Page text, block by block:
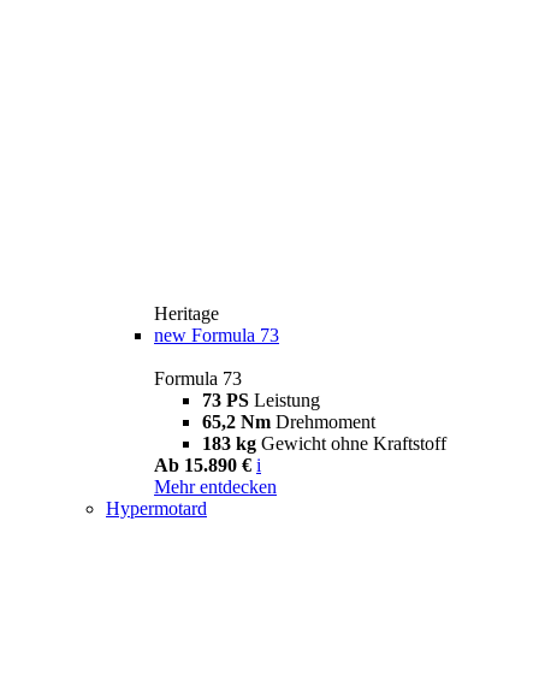
Heritage
new Formula 73
Formula 73
73 PS Leistung
65,2 Nm Drehmoment
183 kg Gewicht ohne Kraftstoff
Ab 15.890 € i
Mehr entdecken
Hypermotard